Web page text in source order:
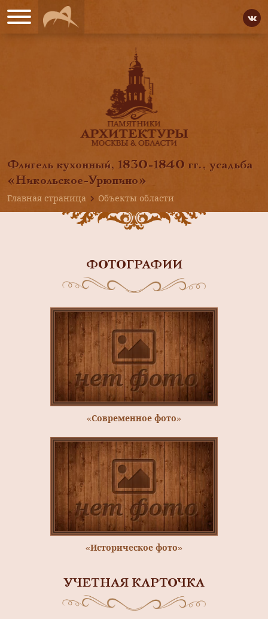
Флигель кухонный, 1830-1840 гг., усадьба
«Никольское-Урюпино»
Главная страница
Объекты области
ФОТОГРАФИИ
«Современное фото»
«Историческое фото»
УЧЕТНАЯ КАРТОЧКА